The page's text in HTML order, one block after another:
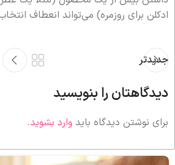
ادکلن برای روزمره) می‌تواند انعطاف
جدیدتر
دیدگاهتان را بنویسید
برای نوشتن دیدگاه باید وارد بشوید.